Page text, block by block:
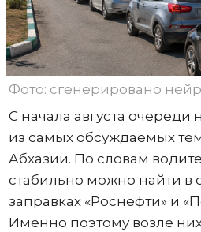
Фото: сгенерировано
С начала августа очереди
из самых обсуждаемых
Абхазии. По словам
стабильно можно найти в
заправках «Роснефти» и
Именно поэтому возле